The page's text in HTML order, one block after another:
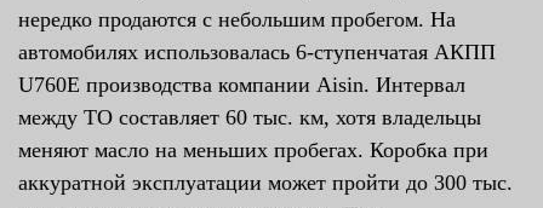
нередко продаются с небольшим пробегом. На
автомобилях использовалась 6-ступенчатая АКПП
U760E производства компании Aisin. Интервал
между ТО составляет 60 тыс. км, хотя владельцы
меняют масло на меньших пробегах. Коробка при
аккуратной эксплуатации может пройти до 300 тыс.